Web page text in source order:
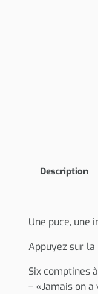
Description
Une puce, une
Appuyez sur la
Six comptines
– «Jamais on a